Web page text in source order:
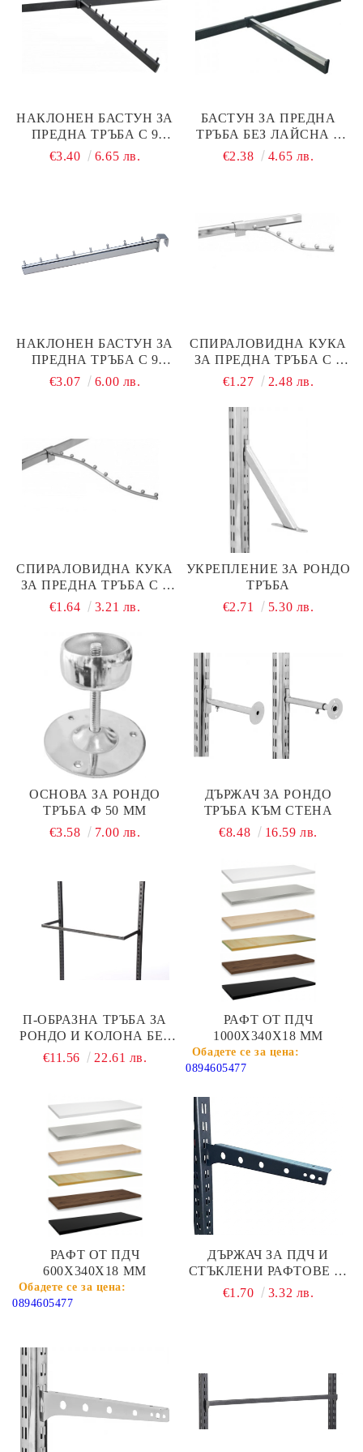
НАКЛОНЕН БАСТУН ЗА
ПРЕДНА ТРЪБА С 9
ПЪПКИ, ЧЕРЕН МАТ
€3.40 6.65 лв.
БАСТУН ЗА ПРЕДНА
ТРЪБА БЕЗ ЛАЙСНА –
ДЪЛЖИНА 350 ММ,
€2.38 4.65 лв.
НАКЛОНЕН БАСТУН ЗА
ПРЕДНА ТРЪБА С 9
ПЪПКИ, ХРОМ
€3.07 6.00 лв.
СПИРАЛОВИДНА КУКА
ЗА ПРЕДНА ТРЪБА С 7
ТОПЧЕТА, ХРОМ
€1.27 2.48 лв.
СПИРАЛОВИДНА КУКА
ЗА ПРЕДНА ТРЪБА С 9
ТОПЧЕТА, ХРОМ
€1.64 3.21 лв.
УКРЕПЛЕНИЕ ЗА РОНДО
ТРЪБА
€2.71
5.30 лв.
ОСНОВА ЗА РОНДО
ТРЪБА Ф 50 ММ
€3.58
7.00 лв.
ДЪРЖАЧ ЗА РОНДО
ТРЪБА КЪМ СТЕНА
€8.48
16.59 лв.
П-ОБРАЗНА ТРЪБА ЗА
РОНДО И КОЛОНА БЕЗ
ЛАЙСНА 1200 ММ
€11.56 22.61 лв.
РАФТ ОТ ПДЧ
1000Х340Х18 ММ
0894605477
РАФТ ОТ ПДЧ
600Х340Х18 ММ
0894605477
ДЪРЖАЧ ЗА ПДЧ И
СТЪКЛЕНИ РАФТОВЕ 30
СМ ЗА РОНДО КОЛОНИ,
€1.70 3.32 лв.